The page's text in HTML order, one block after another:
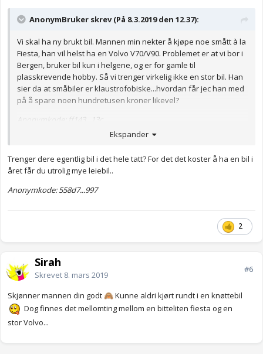
AnonymBruker skrev (På 8.3.2019 den 12.37):
Vi skal ha ny brukt bil. Mannen min nekter å kjøpe noe smått à la
Fiesta, han vil helst ha en Volvo V70/V90. Problemet er at vi bor i
Bergen, bruker bil kun i helgene, og er for gamle til
plasskrevende hobby. Så vi trenger virkelig ikke en stor bil. Han
sier da at småbiler er klaustrofobiske...hvordan får jec han med
på å spare noen hundretusen kroner likevel?
Anonymkode: ff143...13c
Ekspander
Trenger dere egentlig bil i det hele tatt? For det det koster å ha en bil i
året får du utrolig mye leiebil..
Anonymkode: 558d7...997
2
Sirah
Skrevet 8. mars 2019
#6
Skjønner mannen din godt 🙈 Kunne aldri kjørt rundt i en knøttebil
Dog finnes det mellomting mellom en bitteliten fiesta og en
storVolvo...